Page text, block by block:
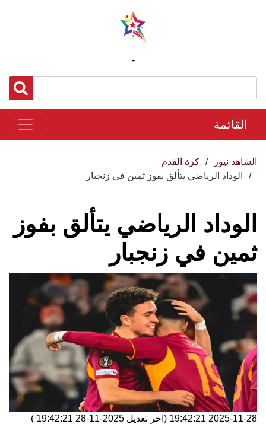
-
القائمة
الشاهد نيوز
كرة القدم
الوداد الرياضي يتألق بفوز ثمين في زنجبار
الوداد الرياضي يتألق بفوز
ثمين في زنجبار
2025-11-28 19:42:21 (اخر تعديل 2025-11-28 19:42:21
)